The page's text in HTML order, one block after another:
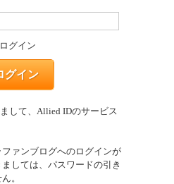
グイン
グイン
して、Allied IDのサービス
ァンブログへのログインが
しては、パスワードの引き
。